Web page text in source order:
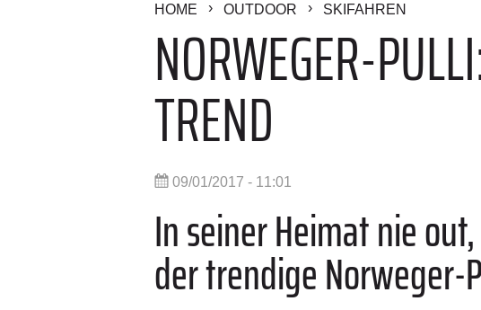
HOME OUTDOOR SKIFAHREN
NORWEGER-
TREND
09/01/2017 - 11:01
In seiner Heimat nie
der trendige Norweger-